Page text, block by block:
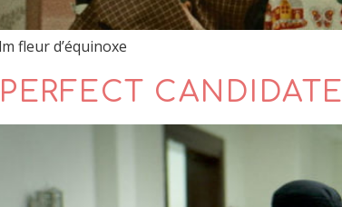
fleur d’équinoxe
CANDIDATE